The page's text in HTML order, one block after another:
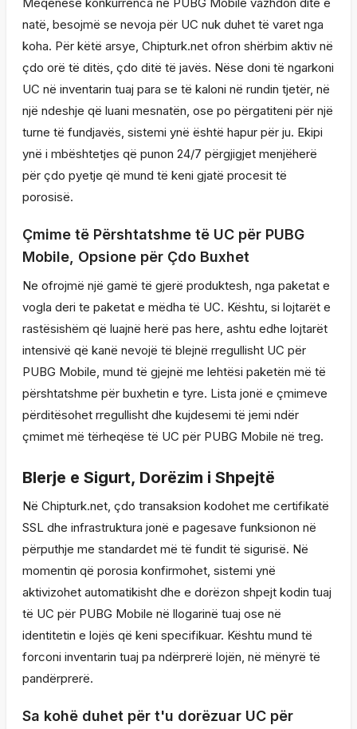
natë, besojmë se nevoja për UC nuk duhet të varet nga
koha. Për këtë arsye, Chipturk.net ofron shërbim aktiv në
çdo orë të ditës, çdo ditë të javës. Nëse doni të ngarkoni
UC në inventarin tuaj para se të kaloni në rundin tjetër, në
një ndeshje që luani mesnatën, ose po përgatiteni për një
turne të fundjavës, sistemi ynë është hapur për ju. Ekipi
ynë i mbështetjes që punon 24/7 përgjigjet menjëherë
për çdo pyetje që mund të keni gjatë procesit të
porosisë.
Çmime të Përshtatshme të UC për PUBG
Mobile, Opsione për Çdo Buxhet
Ne ofrojmë një gamë të gjerë produktesh, nga paketat e
vogla deri te paketat e mëdha të UC. Kështu, si lojtarët e
rastësishëm që luajnë herë pas here, ashtu edhe lojtarët
intensivë që kanë nevojë të blejnë rregullisht UC për
PUBG Mobile, mund të gjejnë me lehtësi paketën më të
përshtatshme për buxhetin e tyre. Lista jonë e çmimeve
përditësohet rregullisht dhe kujdesemi të jemi ndër
çmimet më tërheqëse të UC për PUBG Mobile në treg.
Blerje e Sigurt, Dorëzim i Shpejtë
Në Chipturk.net, çdo transaksion kodohet me certifikatë
SSL dhe infrastruktura jonë e pagesave funksionon në
përputhje me standardet më të fundit të sigurisë. Në
momentin që porosia konfirmohet, sistemi ynë
aktivizohet automatikisht dhe e dorëzon shpejt kodin tuaj
të UC për PUBG Mobile në llogarinë tuaj ose në
identitetin e lojës që keni specifikuar. Kështu mund të
forconi inventarin tuaj pa ndërprerë lojën, në mënyrë të
pandërprerë.
Sa kohë duhet për t'u dorëzuar UC për